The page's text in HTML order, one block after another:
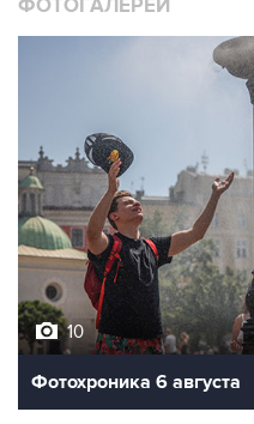
ФОТОГАЛЕРЕИ
10
Фотохроника 6 августа